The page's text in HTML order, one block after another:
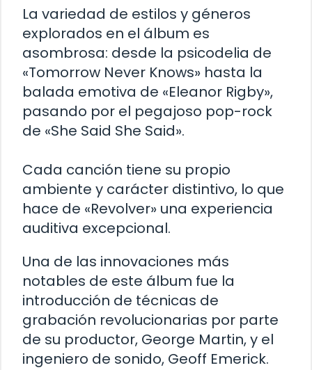
La variedad de estilos y géneros
explorados en el álbum es
asombrosa: desde la psicodelia de
«Tomorrow Never Knows» hasta la
balada emotiva de «Eleanor Rigby»,
pasando por el pegajoso pop-rock
de «She Said She Said».
Cada canción tiene su propio
ambiente y carácter distintivo, lo que
hace de «Revolver» una experiencia
auditiva excepcional.
Una de las innovaciones más
notables de este álbum fue la
introducción de técnicas de
grabación revolucionarias por parte
de su productor, George Martin, y el
ingeniero de sonido, Geoff Emerick.